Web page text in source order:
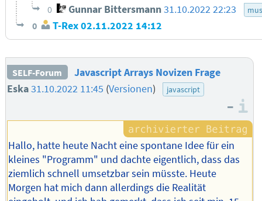
0 Gunnar Bittersmann31.10.2022 22:23
0 T-Rex02.11.2022 14:12
SELF-Forum
Javascript Arrays Novizen Frage
Eska31.10.2022 11:45 (Versionen) javascript
–
Hallo, hatte heute Nacht eine spontane Idee für ein
kleines "Programm" und dachte eigentlich, dass das
ziemlich schnell umsetzbar sein müsste. Heute
Morgen hat mich dann allerdings die Realität